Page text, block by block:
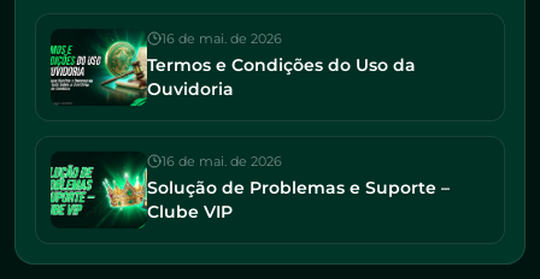
16 de mai. de 2026
Termos e Condições do Uso da
Ouvidoria
16 de mai. de 2026
Solução de Problemas e Suporte –
Clube VIP